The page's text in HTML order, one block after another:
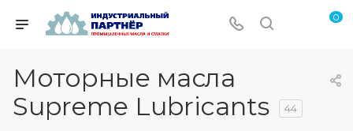
0
Моторные масла
Supreme Lubricants
44